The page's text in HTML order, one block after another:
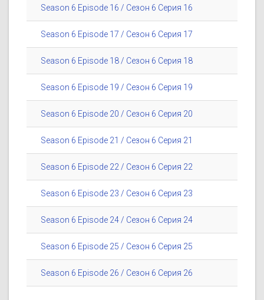
Season 6 Episode 16 / Сезон 6 Серия 16
Season 6 Episode 17 / Сезон 6 Серия 17
Season 6 Episode 18 / Сезон 6 Серия 18
Season 6 Episode 19 / Сезон 6 Серия 19
Season 6 Episode 20 / Сезон 6 Серия 20
Season 6 Episode 21 / Сезон 6 Серия 21
Season 6 Episode 22 / Сезон 6 Серия 22
Season 6 Episode 23 / Сезон 6 Серия 23
Season 6 Episode 24 / Сезон 6 Серия 24
Season 6 Episode 25 / Сезон 6 Серия 25
Season 6 Episode 26 / Сезон 6 Серия 26